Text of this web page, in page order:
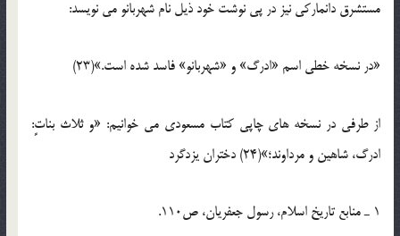
مستشرق دانمارکی نیز در پی نوشت خود ذیل نام شهربانو می نویسد:
«در نسخه خطی اسم «ادرگ» و «شهربانو» فاسد شده است.»(23)
از طرفی در نسخه های چاپی کتاب مسعودی می خوانیم: «و ثلاث بناتٍ:
ادرگ، شاهین و مرداوند؛»(24) دختران یزدگرد
1 ـ منابع تاریخ اسلام، رسول جعفریان، ص110.